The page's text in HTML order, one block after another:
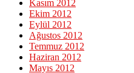
Kasım 2012
Ekim 2012
Eylül 2012
Ağustos 2012
Temmuz 2012
Haziran 2012
Mayıs 2012